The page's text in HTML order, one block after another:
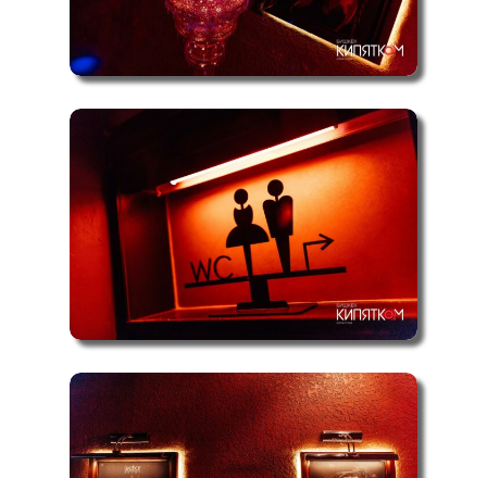
New Year 2021
VIP Комнаты
Видео
Расписание матчей
Вакансии
2gis
trip
Блог